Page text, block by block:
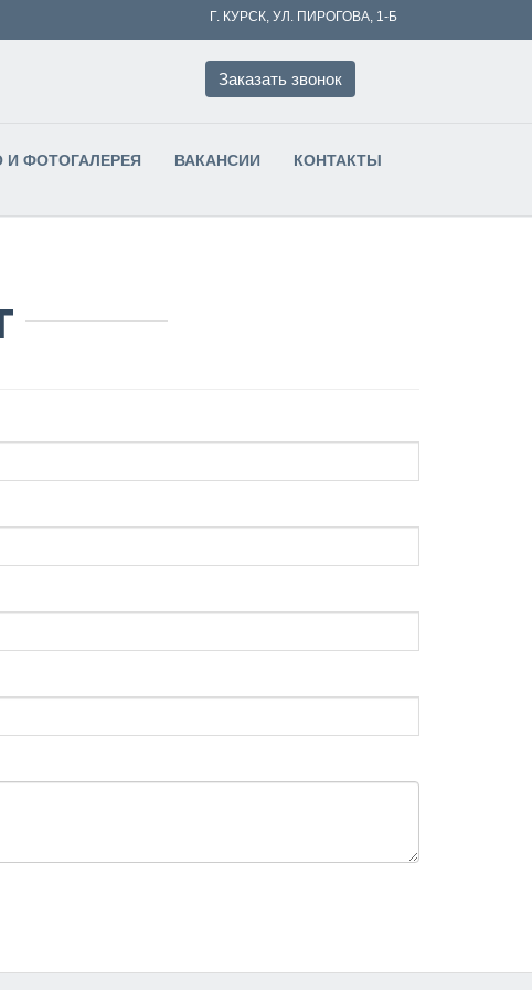
Г. КУРСК, УЛ. ПИРОГОВА, 1-Б
Заказать звонок
И ФОТОГАЛЕРЕЯ ВАКАНСИИ КОНТАКТЫ